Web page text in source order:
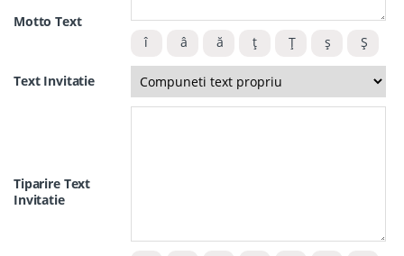
Motto Text
Text Invitatie
Tiparire Text
Invitatie